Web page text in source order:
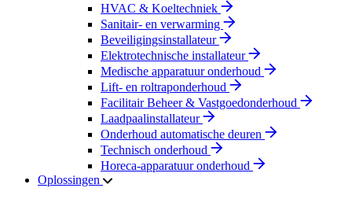
HVAC & Koeltechniek
Sanitair- en verwarming
Beveiligingsinstallateur
Elektrotechnische installateur
Medische apparatuur onderhoud
Lift- en roltraponderhoud
Facilitair Beheer & Vastgoedonderhoud
Laadpaalinstallateur
Onderhoud automatische deuren
Technisch onderhoud
Horeca-apparatuur onderhoud
Oplossingen